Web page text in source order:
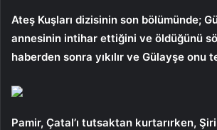
Ateş Kuşları dizisinin son bölümünde;
annesinin intihar ettiğini ve öldüğünü
haberden sonra yıkılır ve Gülayşe onu
Pamir, Çatal’ı tutsaktan kurtarırken,